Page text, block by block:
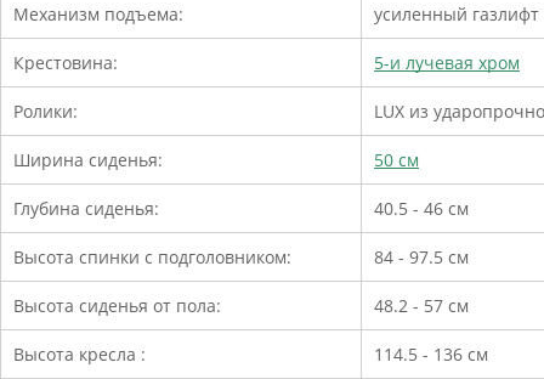
Механизм подъема: усиленный газлифт
Крестовина: 5-и лучевая хром
Ролики: LUX из
Ширина сиденья: 50 см
Глубина сиденья: 40.5 - 46 см
Высота спинки с подголовником: 84 - 97.5 см
Высота сиденья от пола: 48.2 - 57 см
Высота кресла : 114.5 - 136 см